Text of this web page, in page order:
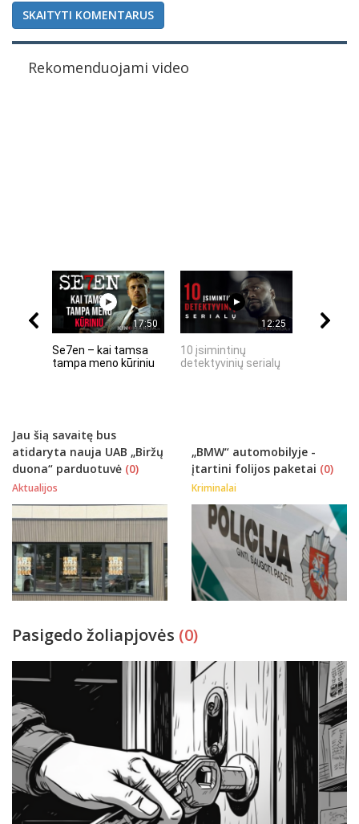
SKAITYTI KOMENTARUS
Rekomenduojami video
17:50
Se7en – kai tamsa
tampa meno kūriniu
12:25
10 įsimintinų
detektyvinių serialų
Jau šią savaitę bus
atidaryta nauja UAB „Biržų
duona“ parduotuvė (0)
Aktualijos
„BMW“ automobilyje -
įtartini folijos paketai (0)
Kriminalai
Pasigedo žoliapjovės (0)